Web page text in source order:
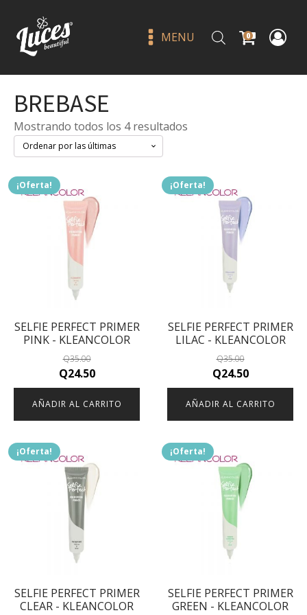
MENU 0
BREBASE
Mostrando todos los 4 resultados
¡Oferta!
SELFIE PERFECT PRIMER
PINK - KLEANCOLOR
Q35.00
Original
price
was:
Q35.00.
Q24.50Current
price
is:
Q24.50.
AÑADIR AL CARRITO
¡Oferta!
SELFIE PERFECT PRIMER
LILAC - KLEANCOLOR
Q35.00
Original
price
was:
Q35.00.
Q24.50Current
price
is:
Q24.50.
AÑADIR AL CARRITO
¡Oferta!
SELFIE PERFECT PRIMER
CLEAR - KLEANCOLOR
¡Oferta!
SELFIE PERFECT PRIMER
GREEN - KLEANCOLOR
Liquid marher draw the line -
+